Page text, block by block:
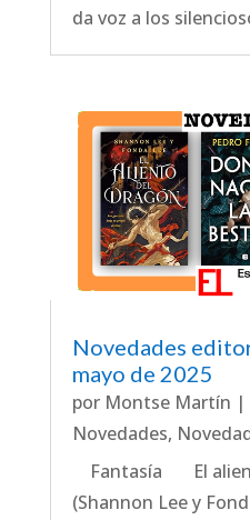
da voz a los
Novedades
mayo de 2025
por Montse Martín |
Novedades,
Fantasía El
(Shannon Lee y